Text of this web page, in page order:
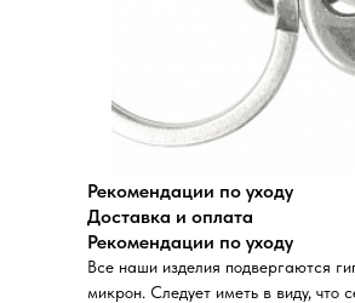
Рекомендации по уходу
Доставка и оплата
Рекомендации по уходу
Все наши изделия подвергаются
микрон. Следует иметь в виду,